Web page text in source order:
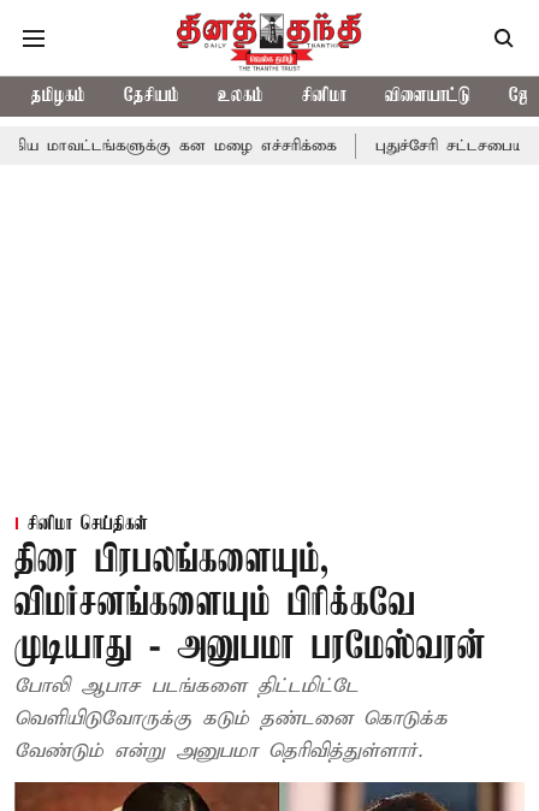
தமிழகம் தேசியம் உலகம் சினிமா விளையாட்டு
கன மழை எச்சரிக்கை புதுச்சேரி சட்டசபையில் வரும்
சினிமா செய்திகள்
திரை பிரபலங்களையும்,
விமர்சனங்களையும் பிரிக்கவே
முடியாது - அனுபமா பரமேஸ்வரன்
போலி ஆபாச படங்களை திட்டமிட்டே
வெளியிடுவோருக்கு கடும் தண்டனை கொடுக்க
வேண்டும் என்று அனுபமா தெரிவித்துள்ளார்.